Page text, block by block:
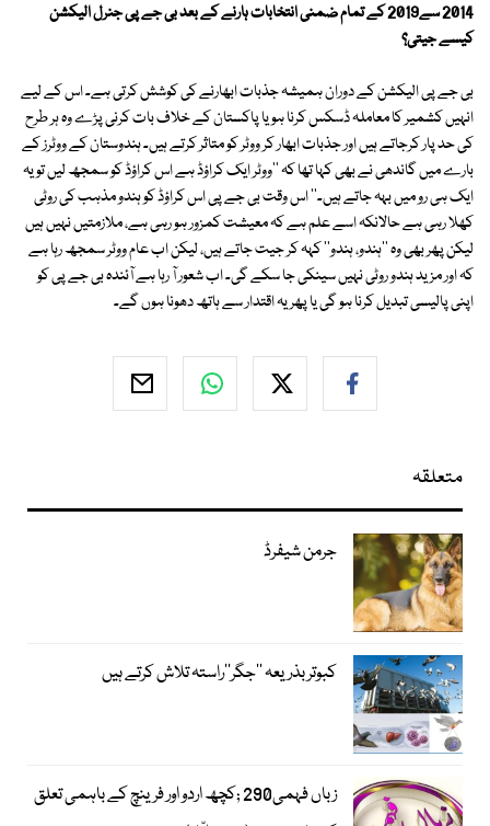
2014 سے2019 کے تمام ضمنی انتخابات ہارنے کے بعد بی جے پی جنرل الیکشن
کیسے جیتی؟
بی جے پی الیکشن کے دوران ہمیشہ جذبات ابھارنے کی کوشش کرتی ہے۔ اس کے لیے
انہیں کشمیر کا معاملہ ڈسکس کرنا ہو یا پاکستان کے خلاف بات کرنی پڑے وہ ہر طرح
کی حد پار کرجاتے ہیں اور جذبات ابھار کر ووٹر کو متاثر کرتے ہیں۔ ہندوستان کے ووٹرز کے
بارے میں گاندھی نے بھی کہا تھا کہ ''ووٹر ایک کراؤڈ ہے اس کراؤڈ کو سمجھ لیں تو یہ
ایک ہی رو میں بہہ جاتے ہیں۔'' اس وقت بی جے پی اس کراؤڈ کو ہندو مذہب کی روٹی
کھلا رہی ہے حالانکہ اسے علم ہے کہ معیشت کمزور ہو رہی ہے، ملازمتیں نہیں ہیں
لیکن پھر بھی وہ ''ہندو، ہندو'' کہہ کر جیت جاتے ہیں، لیکن اب عام ووٹر سمجھ رہا ہے
کہ اور مزید ہندو روٹی نہیں سینکی جا سکے گی۔ اب شعور آ رہا ہے آئندہ بی جے پی کو
اپنی پالیسی تبدیل کرنا ہو گی یا پھر یہ اقتدار سے ہاتھ دھونا ہوں گے۔
متعلقہ
جرمن شیفرڈ
کبوتر بذریعہ ’’جگر‘‘راستہ تلاش کرتے ہیں
زباں فہمی290 ;کچھ اردو اور فرینچ کے باہمی تعلق